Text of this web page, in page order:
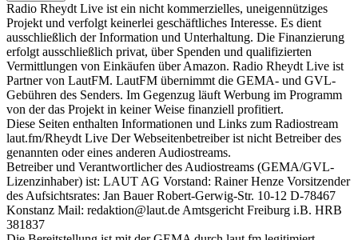
Radio Rheydt Live ist ein nicht kommerzielles, uneigennütziges
Projekt und verfolgt keinerlei geschäftliches Interesse. Es dient
ausschließlich der Information und Unterhaltung. Die Finanzierung
erfolgt ausschließlich privat, über Spenden und qualifizierten
Vermittlungen von Einkäufen über Amazon. Radio Rheydt Live ist
Partner von LautFM. LautFM übernimmt die GEMA- und GVL-
Gebühren des Senders. Im Gegenzug läuft Werbung im Programm
von der das Projekt in keiner Weise finanziell profitiert.
Diese Seiten enthalten Informationen und Links zum Radiostream
laut.fm/Rheydt Live Der Webseitenbetreiber ist nicht Betreiber des
genannten oder eines anderen Audiostreams.
Betreiber und Verantwortlicher des Audiostreams (GEMA/GVL-
Lizenzinhaber) ist: LAUT AG Vorstand: Rainer Henze Vorsitzender
des Aufsichtsrates: Jan Bauer Robert-Gerwig-Str. 10-12 D-78467
Konstanz Mail: redaktion@laut.de Amtsgericht Freiburg i.B. HRB
381837